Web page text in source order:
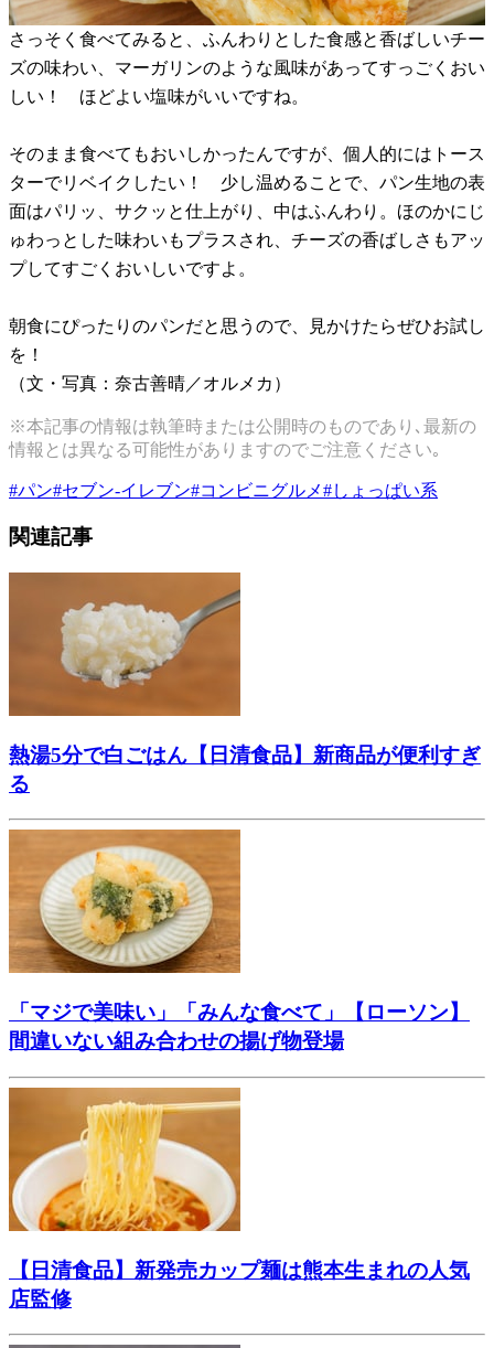
さっそく食べてみると、ふんわりとした食感と香ばしいチー
ズの味わい、マーガリンのような風味があってすっごくおい
しい！ ほどよい塩味がいいですね。
そのまま食べてもおいしかったんですが、個人的にはトース
ターでリベイクしたい！ 少し温めることで、パン生地の表
面はパリッ、サクッと仕上がり、中はふんわり。ほのかにじ
ゅわっとした味わいもプラスされ、チーズの香ばしさもアッ
プしてすごくおいしいですよ。
朝食にぴったりのパンだと思うので、見かけたらぜひお試し
を！
（文・写真：奈古善晴／オルメカ）
※本記事の情報は執筆時または公開時のものであり､最新の
情報とは異なる可能性がありますのでご注意ください｡
#パン#セブン-イレブン#コンビニグルメ#しょっぱい系
関連記事
熱湯5分で白ごはん【日清食品】新商品が便利すぎ
る
「マジで美味い」「みんな食べて」【ローソン】
間違いない組み合わせの揚げ物登場
【日清食品】新発売カップ麺は熊本生まれの人気
店監修